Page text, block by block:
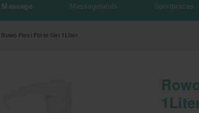
Massage Massagetafels Sportbraces
Rowo Flexi Forte Gel 1Liter